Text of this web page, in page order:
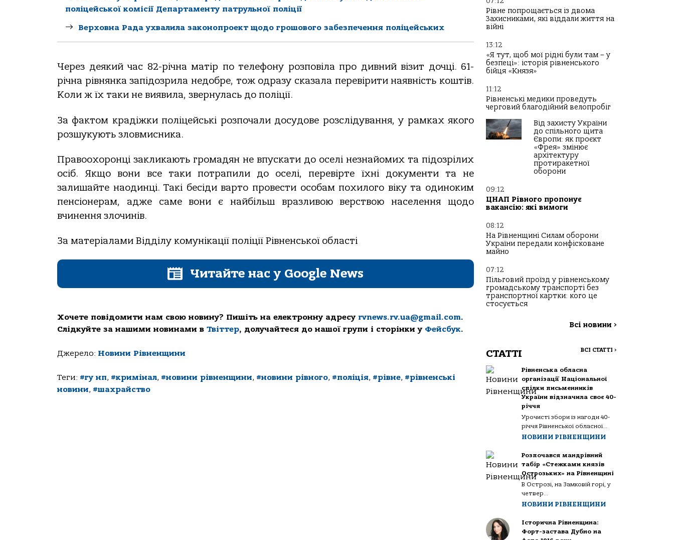
поліцейської комісії Департаменту патрульної поліції
Верховна Рада ухвалила законопроект щодо грошового забезпечення поліцейських
Через деякий час 82-річна матір по телефону розповіла про дивний візит дочці. 61-
річна рівнянка запідозрила недобре, тож одразу сказала перевірити наявність коштів.
Коли ж їх таки не виявила, звернулась до поліції.
За фактом крадіжки поліцейські розпочали досудове розслідування, у рамках якого
розшукують зловмисника.
Правоохоронці закликають громадян не впускати до оселі незнайомих та підозрілих
осіб. Якщо вони все таки потрапили до оселі, перевірте їхні документи та не
залишайте наодинці. Такі бесіди варто провести особам похилого віку та одиноким
пенсіонерам, адже саме вони є найбільш вразливою верствою населення щодо
вчинення злочинів.
За матеріалами Відділу комунікації поліції Рівненської області
Читайте нас у Google News
Хочете повідомити нам свою новину? Пишіть на електронну адресу rvnews.rv.ua@gmail.com.
Слідкуйте за нашими новинами в Твіттер, долучайтеся до нашої групи і сторінки у Фейсбук.
Джерело: Новини Рівненщини
Теги: #гу нп, #кримінал, #новини рівненщини, #новини рівного, #поліція, #рівне, #рівненські
новини, #шахрайство
Рівне попрощається із двома
Захисниками, які віддали життя на
війні
13:12
«Я тут, щоб мої рідні були там – у
безпеці»: історія рівненського
бійця «Князя»
11:12
Рівненські медики проведуть
черговий благодійний велопробіг
Від захисту України
до спільного щита
Європи: як проєкт
«Фрея» змінює
архітектуру
протиракетної
оборони
09:12
ЦНАП Рівного пропонує
вакансію: які вимоги
08:12
На Рівненщині Силам оборони
України передали конфісковане
майно
07:12
Пільговий проїзд у рівненському
громадському транспорті без
транспортної картки: кого це
стосується
Всі новини >
СТАТТІ ВСІ СТАТТІ >
Рівненська обласна
організації Національної
спілки письменників
України відзначила своє 40-
річчя
Урочисті збори із нагоди 40-
річчя Рівненської обласної...
НОВИНИ РІВНЕНЩИНИ
Розпочався мандрівний
табір «Стежками князів
Острозьких» на Рівненщині
В Острозі, на Замковій горі, у
четвер...
НОВИНИ РІВНЕНЩИНИ
Історична Рівненщина:
Форт-застава Дубно на